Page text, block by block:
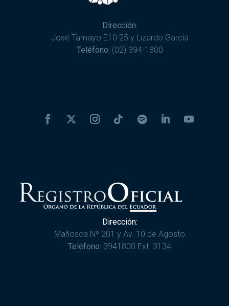
Dirección:
José Tamayo E10 25 y Lizardo García
Teléfono: (02) 394-1800
Dirección:
Mañosca Nº 201 y Av. 10 de Agosto
Teléfono: 3941800 Ext. 3134